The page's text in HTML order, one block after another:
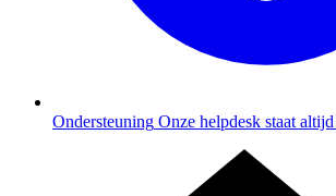
Ondersteuning Onze helpdesk staat